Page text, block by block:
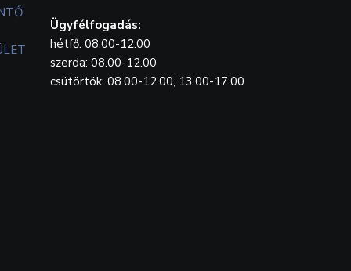
Ügyfélfogadás:
hétfő: 08.00-12.00
szerda: 08.00-12.00
csütörtök: 08.00-12.00, 13.00-17.00